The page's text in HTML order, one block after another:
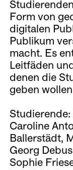
Form von
digitalen
Publikum
macht. Es
Leitfäden
denen die
geben
Studierende:
Caroline
Ballerstädt,
Georg
Sophie